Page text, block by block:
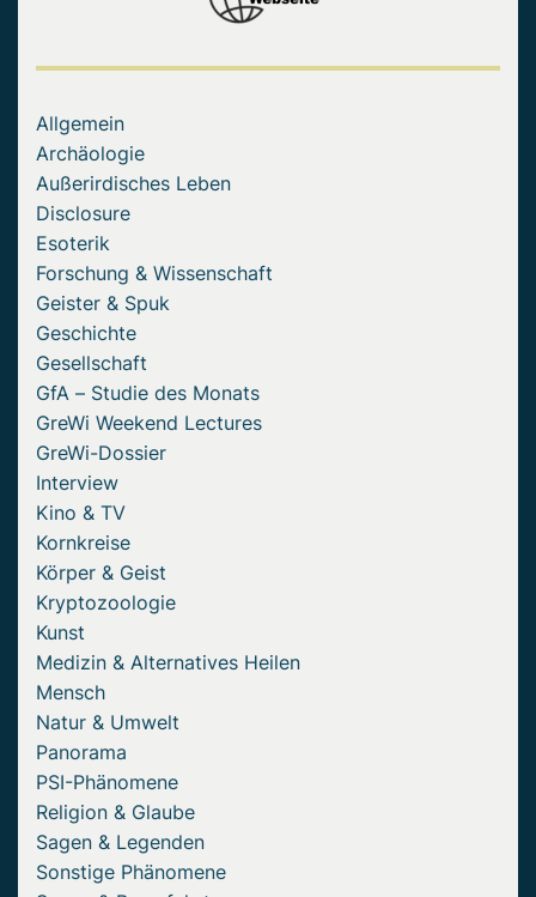
Allgemein
Archäologie
Außerirdisches Leben
Disclosure
Esoterik
Forschung & Wissenschaft
Geister & Spuk
Geschichte
Gesellschaft
GfA – Studie des Monats
GreWi Weekend Lectures
GreWi-Dossier
Interview
Kino & TV
Kornkreise
Körper & Geist
Kryptozoologie
Kunst
Medizin & Alternatives Heilen
Mensch
Natur & Umwelt
Panorama
PSI-Phänomene
Religion & Glaube
Sagen & Legenden
Sonstige Phänomene